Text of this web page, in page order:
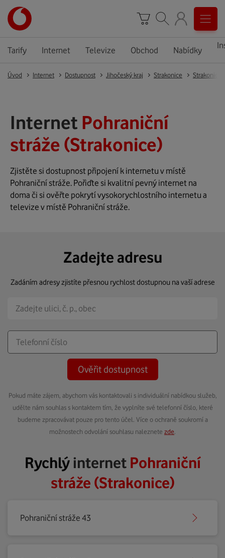
Tarify Internet Televize Obchod Nabídky
Úvod Internet Dostupnost Jihočeský kraj Strakonice Strakonice
Internet Pohraniční
stráže (Strakonice)
Zjistěte si dostupnost připojení k internetu v místě
Pohraniční stráže. Pořiďte si kvalitní pevný internet na
doma či si ověřte pokrytí vysokorychlostního internetu a
televize v místě Pohraniční stráže.
Zadejte adresu
Zadáním adresy zjistíte přesnou rychlost dostupnou na vaší adrese
Ověřit dostupnost
Pokud máte zájem, abychom vás kontaktovali s individuální nabídkou služeb,
udělte nám souhlas s kontaktem tím, že vyplníte své telefonní číslo, které
budeme zpracovávat pouze pro tento účel. Více o ochraně soukromí a
možnostech odvolání souhlasu naleznete zde
Rychlýinternet Pohraniční
stráže (Strakonice)
Pohraniční stráže 43